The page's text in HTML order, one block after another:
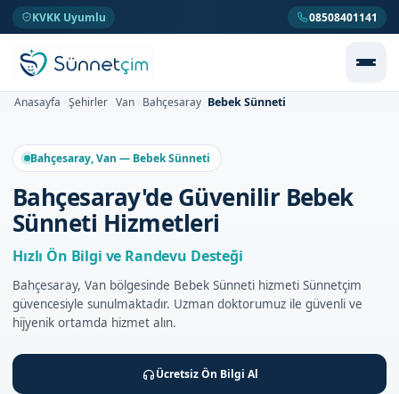
KVKK Uyumlu 08508401141
Anasayfa Şehirler Van Bahçesaray Bebek Sünneti
Bahçesaray, Van — Bebek Sünneti
Bahçesaray'de Güvenilir Bebek
Sünneti Hizmetleri
Hızlı Ön Bilgi ve Randevu Desteği
Bahçesaray, Van bölgesinde Bebek Sünneti hizmeti Sünnetçim
güvencesiyle sunulmaktadır. Uzman doktorumuz ile güvenli ve
hijyenik ortamda hizmet alın.
Ücretsiz Ön Bilgi Al